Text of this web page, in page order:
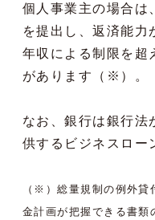
個人事業主の場合は
を提出し、返済能力
年収による制限を超
があります（※）。
なお、銀行は銀行法
供するビジネスロー
（※）総量規制の例外貸
金計画が把握できる書類